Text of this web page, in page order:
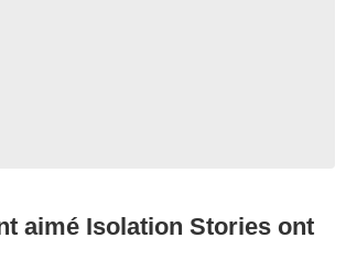
aimé Isolation Stories ont